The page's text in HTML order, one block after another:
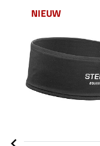
NIEUW